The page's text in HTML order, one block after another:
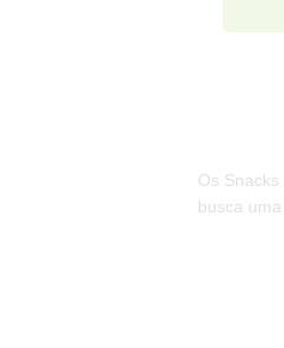
Os
busca